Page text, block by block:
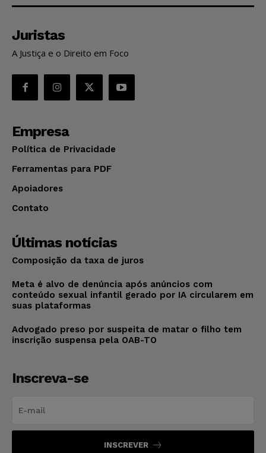
Juristas
A Justiça e o Direito em Foco
Empresa
Política de Privacidade
Ferramentas para PDF
Apoiadores
Contato
Últimas notícias
Composição da taxa de juros
Meta é alvo de denúncia após anúncios com
conteúdo sexual infantil gerado por IA circularem em
suas plataformas
Advogado preso por suspeita de matar o filho tem
inscrição suspensa pela OAB-TO
Inscreva-se
INSCREVER